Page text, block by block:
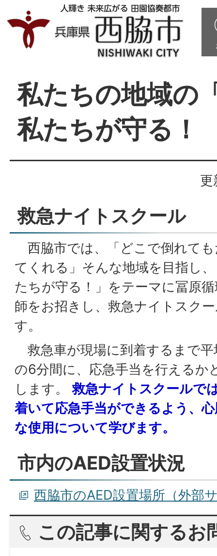
私たちの地域の
私たちが守る！
更
救急ナイトスクール
西脇市では、「どこで倒れて
てくれる」そんな地域を目指し
たちが守る！」をテーマに冨原
師をお招きし、救急ナイトスク
す。
救急車が現場に到着するまで
の6分間に、応急手当を行えるか
します。救急ナイトスクールで
着いて応急手当ができるよう、
な使用について学びます。
市内のAED設置状況
西脇市のAED設置場所（外部
この記事に関するお